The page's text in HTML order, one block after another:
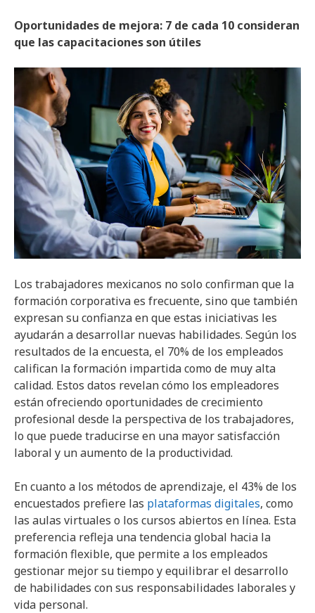
Oportunidades de mejora: 7 de cada 10 consideran
que las capacitaciones son útiles
Los trabajadores mexicanos no solo confirman que la
formación corporativa es frecuente, sino que también
expresan su confianza en que estas iniciativas les
ayudarán a desarrollar nuevas habilidades. Según los
resultados de la encuesta, el 70% de los empleados
califican la formación impartida como de muy alta
calidad. Estos datos revelan cómo los empleadores
están ofreciendo oportunidades de crecimiento
profesional desde la perspectiva de los trabajadores,
lo que puede traducirse en una mayor satisfacción
laboral y un aumento de la productividad.
En cuanto a los métodos de aprendizaje, el 43% de los
encuestados prefiere las plataformas digitales, como
las aulas virtuales o los cursos abiertos en línea. Esta
preferencia refleja una tendencia global hacia la
formación flexible, que permite a los empleados
gestionar mejor su tiempo y equilibrar el desarrollo
de habilidades con sus responsabilidades laborales y
vida personal.